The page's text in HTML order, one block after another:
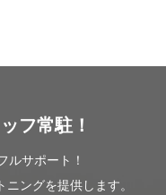
フ常駐！
ルサポート！
ングを提供します。